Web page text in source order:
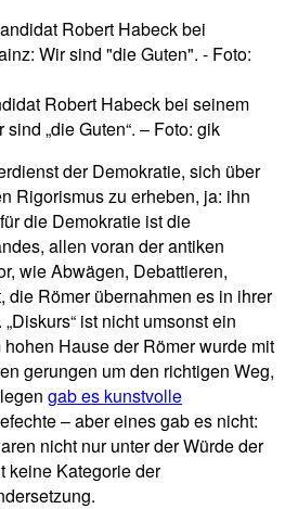
Robert Habeck bei seinem
„die Guten“. – Foto: gik
der Demokratie, sich über
Rigorismus zu erheben, ja: ihn
die Demokratie ist die
allen voran der antiken
wie Abwägen, Debattieren,
die Römer übernahmen es in ihrer
ist nicht umsonst ein
Hause der Römer wurde mit
gerungen um den richtigen Weg,
gab es kunstvolle
– aber eines gab es nicht:
nicht nur unter der Würde der
keine Kategorie der